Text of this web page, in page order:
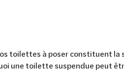
toilettes à poser constituent la
une toilette suspendue peut